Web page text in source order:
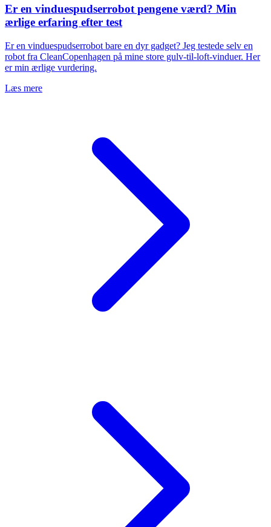
Er en vinduespudserrobot pengene værd? Min
ærlige erfaring efter test
Er en vinduespudserrobot bare en dyr gadget? Jeg testede selv en
robot fra CleanCopenhagen på mine store gulv-til-loft-vinduer. Her
er min ærlige vurdering.
Læs mere